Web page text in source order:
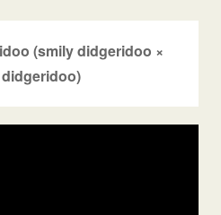
(smily didgeridoo ×